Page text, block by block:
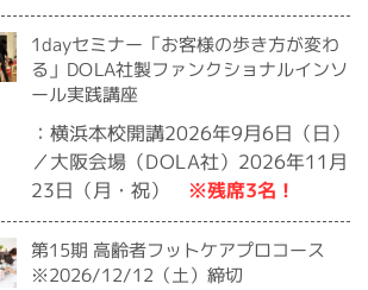
1dayセミナー「お客様の歩き方が変わ
る」DOLA社製ファンクショナルインソ
ール実践講座
：横浜本校開講2026年9月6日（日）
／大阪会場（DOLA社）2026年11月
23日（月・祝） ※残席3名！
第15期 高齢者フットケアプロコース
※2026/12/12（土）締切